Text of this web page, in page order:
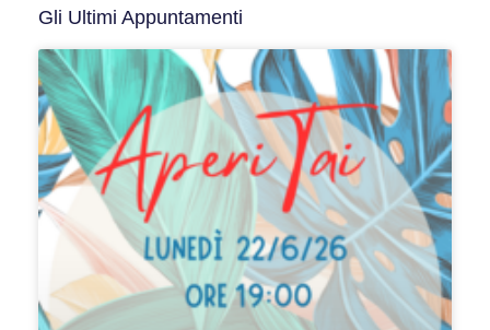
Gli Ultimi Appuntamenti